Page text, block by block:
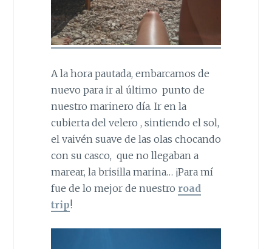
A la hora pautada, embarcamos de
nuevo para ir al último punto de
nuestro marinero día. Ir en la
cubierta del velero , sintiendo el sol,
el vaivén suave de las olas chocando
con su casco, que no llegaban a
marear, la brisilla marina… ¡Para mí
fue de lo mejor de nuestro road
trip!